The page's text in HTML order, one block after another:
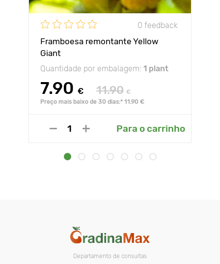
0 feedback
Framboesa remontante Yellow
Giant
Quantidade por embalagem: 1 plant
7.90 € 11.90 €
Preço mais baixo de 30 dias:* 11.90 €
Para o carrinho
Departamento de consultas